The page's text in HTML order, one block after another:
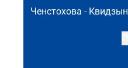
Ченстохова - Квидзын